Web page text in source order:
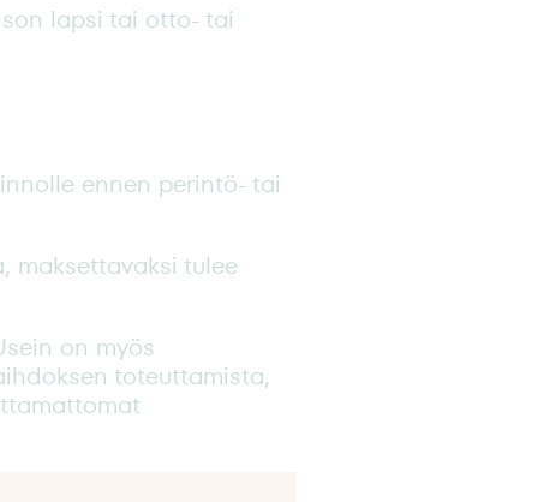
lapsi tai otto- tai
ennen perintö- tai
maksettavaksi tulee
on myös
toteuttamista,